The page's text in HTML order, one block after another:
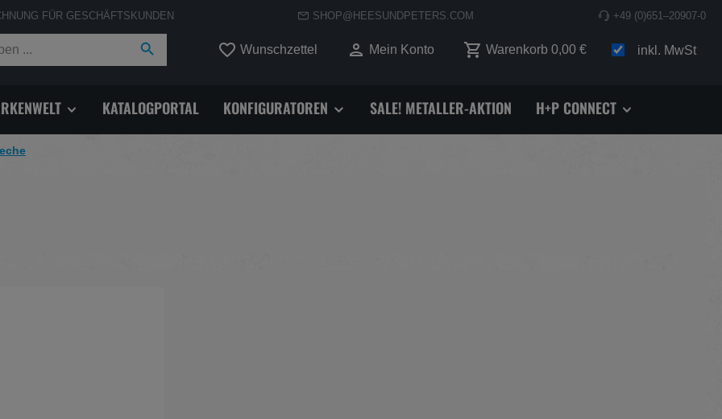
FÜR GESCHÄFTSKUNDEN SHOP@HEESUNDPETERS.COM +49 (0)651–20907-0
Wunschzettel Du hast 0 Produkte auf dem Merkzettel
Mein Konto Warenkorb 0,00 € inkl. MwSt
KATALOGPORTAL KONFIGURATOREN SALE! METALLER-AKTION H+P CONNECT